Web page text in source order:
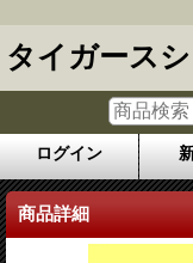
タイガース
ログイン
商品詳細